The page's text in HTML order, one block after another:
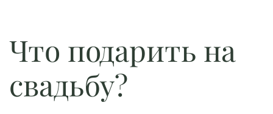
Что подарить на
свадьбу?